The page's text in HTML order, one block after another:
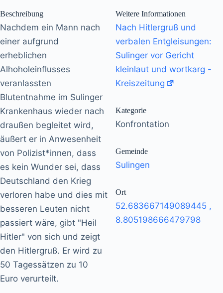
Beschreibung
Nachdem ein Mann nach
einer aufgrund
erheblichen
Alhoholeinflusses
veranlassten
Blutentnahme im Sulinger
Krankenhaus wieder nach
draußen begleitet wird,
äußert er in Anwesenheit
von Polizist*innen, dass
es kein Wunder sei, dass
Deutschland den Krieg
verloren habe und dies mit
besseren Leuten nicht
passiert wäre, gibt "Heil
Hitler" von sich und zeigt
den Hitlergruß. Er wird zu
50 Tagessätzen zu 10
Euro verurteilt.
Weitere Informationen
Nach Hitlergruß und
verbalen Entgleisungen:
Sulinger vor Gericht
kleinlaut und wortkarg -
Kreiszeitung
Kategorie
Konfrontation
Gemeinde
Sulingen
Ort
52.683667149089445 ,
8.805198666479798